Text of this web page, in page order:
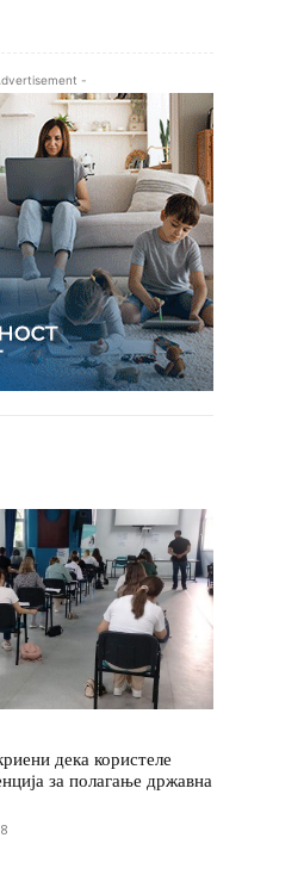
-
дека користеле
за полагање државна